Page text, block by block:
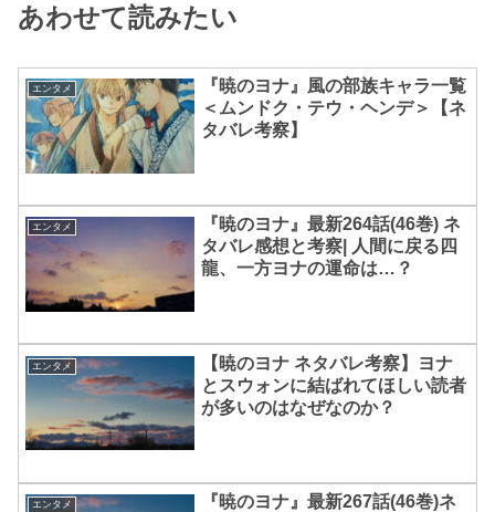
あわせて読みたい
エンタメ
『暁のヨナ』風の部族キャラ一覧
＜ムンドク・テウ・ヘンデ＞【ネ
タバレ考察】
エンタメ
『暁のヨナ』最新264話(46巻) ネ
タバレ感想と考察| 人間に戻る四
龍、一方ヨナの運命は…？
エンタメ
【暁のヨナ ネタバレ考察】ヨナ
とスウォンに結ばれてほしい読者
が多いのはなぜなのか？
エンタメ
『暁のヨナ』最新267話(46巻)ネ